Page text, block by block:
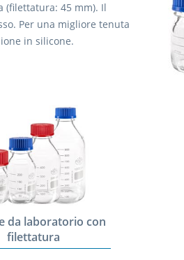
(filettatura: 45 mm). Il
Per una migliore tenuta
in silicone.
da laboratorio con
filettatura